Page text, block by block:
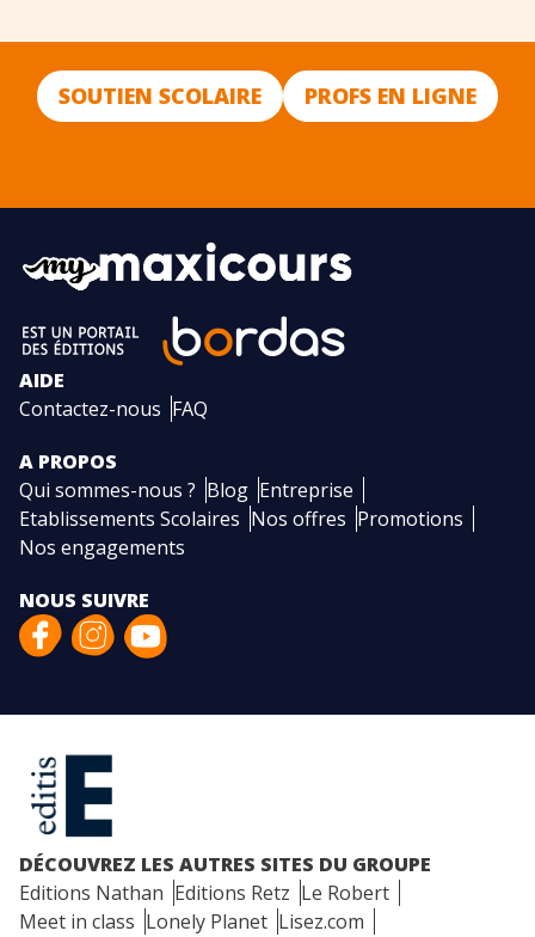
SOUTIEN SCOLAIRE PROFS EN LIGNE
AIDE
Contactez-nous FAQ
A PROPOS
Qui sommes-nous ? Blog Entreprise
Etablissements Scolaires Nos offres Promotions
Nos engagements
NOUS SUIVRE
DÉCOUVREZ LES AUTRES SITES DU GROUPE
Editions Nathan Editions Retz Le Robert
Meet in class Lonely Planet Lisez.com